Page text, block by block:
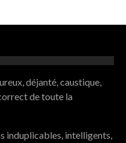
déjanté, caustique,
de toute la
induplicables, intelligents,